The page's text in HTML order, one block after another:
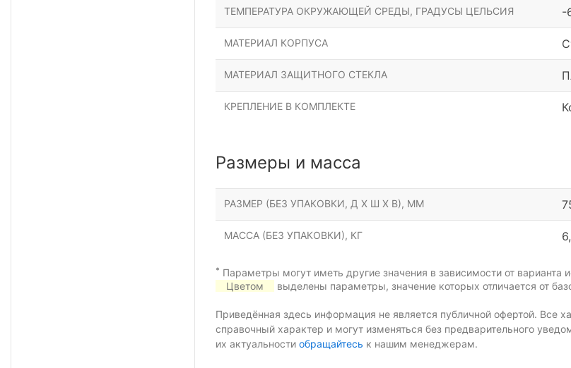
ТЕМПЕРАТУРА ОКРУЖАЮЩЕЙ СРЕДЫ, ГРАДУСЫ ЦЕЛЬСИЯ -
МАТЕРИАЛ КОРПУСА
МАТЕРИАЛ ЗАЩИТНОГО СТЕКЛА
КРЕПЛЕНИЕ В КОМПЛЕКТЕ
Размеры и масса
РАЗМЕР (БЕЗ УПАКОВКИ, Д Х Ш Х В), ММ
МАССА (БЕЗ УПАКОВКИ), КГ
* Параметры могут иметь другие значения в зависимости от варианта
Цветом
выделены параметры, значение которых отличается от
Приведённая здесь информация не является публичной офертой. Все
справочный характер и могут изменяться без предварительного
их актуальности обращайтесь к нашим менеджерам.